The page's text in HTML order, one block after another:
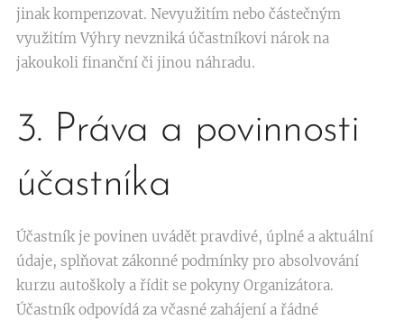
jinak kompenzovat. Nevyužitím nebo částečným
využitím Výhry nevzniká účastníkovi nárok na
jakoukoli finanční či jinou náhradu.
3. Práva a povinnosti
účastníka
Účastník je povinen uvádět pravdivé, úplné a aktuální
údaje, splňovat zákonné podmínky pro absolvování
kurzu autoškoly a řídit se pokyny Organizátora.
Účastník odpovídá za včasné zahájení a řádné